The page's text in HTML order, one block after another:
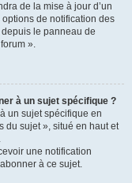
de la mise à jour d’un
de notification des
le panneau de
».
à un sujet spécifique ?
un sujet spécifique en
du sujet », situé en haut et
une notification
à ce sujet.